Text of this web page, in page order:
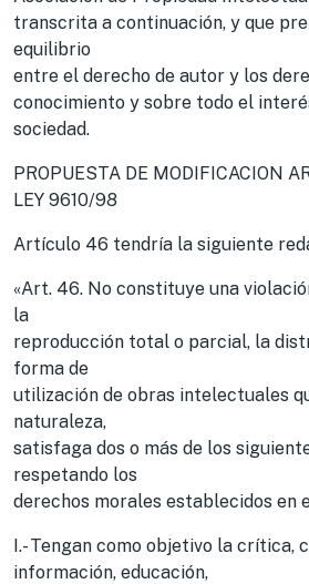
transcrita a continuación, y que
equilibrio
entre el derecho de autor y los
conocimiento y sobre todo el
sociedad.
PROPUESTA DE MODIFICACION
LEY 9610/98
Artículo 46 tendría la siguiente
«Art. 46. No constituye una
la
reproducción total o parcial, la
forma de
utilización de obras intelectuales
naturaleza,
satisfaga dos o más de los
respetando los
derechos morales establecidos en
I.- Tengan como objetivo la crítica,
información, educación,